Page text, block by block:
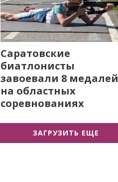
Саратовские
биатлонисты
завоевали 8 медалей
на областных
соревнованиях
ЗАГРУЗИТЬ ЕЩЕ